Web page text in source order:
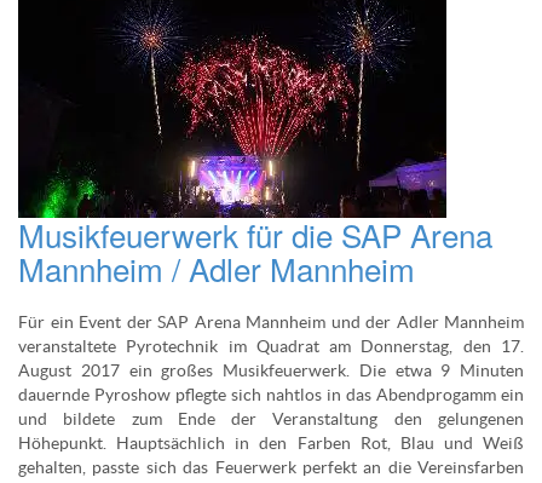
Musikfeuerwerk für die SAP Arena
Mannheim / Adler Mannheim
Für ein Event der SAP Arena Mannheim und der Adler Mannheim
veranstaltete Pyrotechnik im Quadrat am Donnerstag, den 17.
August 2017 ein großes Musikfeuerwerk. Die etwa 9 Minuten
dauernde Pyroshow pflegte sich nahtlos in das Abendprogamm ein
und bildete zum Ende der Veranstaltung den gelungenen
Höhepunkt. Hauptsächlich in den Farben Rot, Blau und Weiß
gehalten, passte sich das Feuerwerk perfekt an die Vereinsfarben